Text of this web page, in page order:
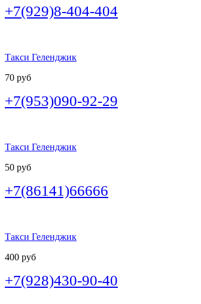
+7(929)8-404-404
Такси Геленджик
70 руб
+7(953)090-92-29
Такси Геленджик
50 руб
+7(86141)66666
Такси Геленджик
400 руб
+7(928)430-90-40